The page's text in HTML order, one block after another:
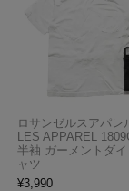
ロサンゼルスアパレ
LES APPAREL
半袖 ガーメントダ
ャツ
¥3,990